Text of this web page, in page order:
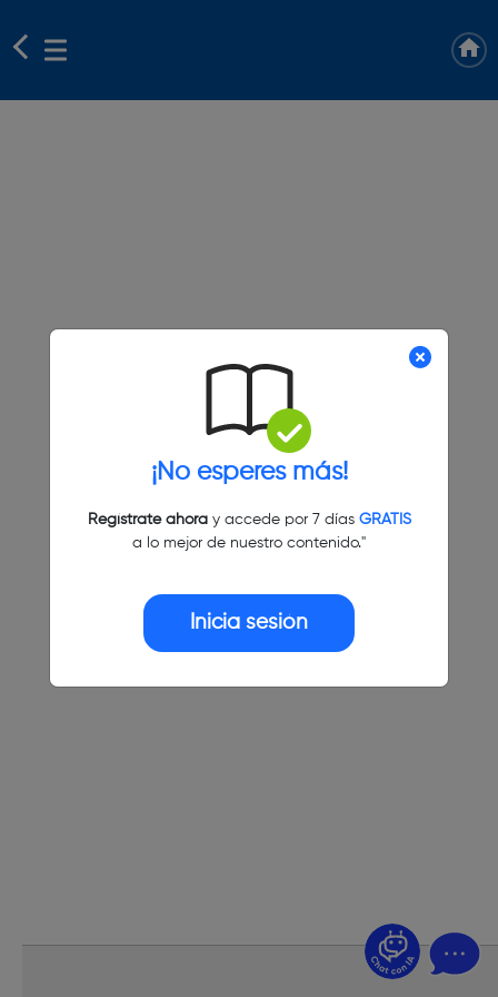
¡No esperes más!
Regístrate ahoray accede por 7 días GRATIS
a lo mejor de nuestro contenido."
Inicia sesión